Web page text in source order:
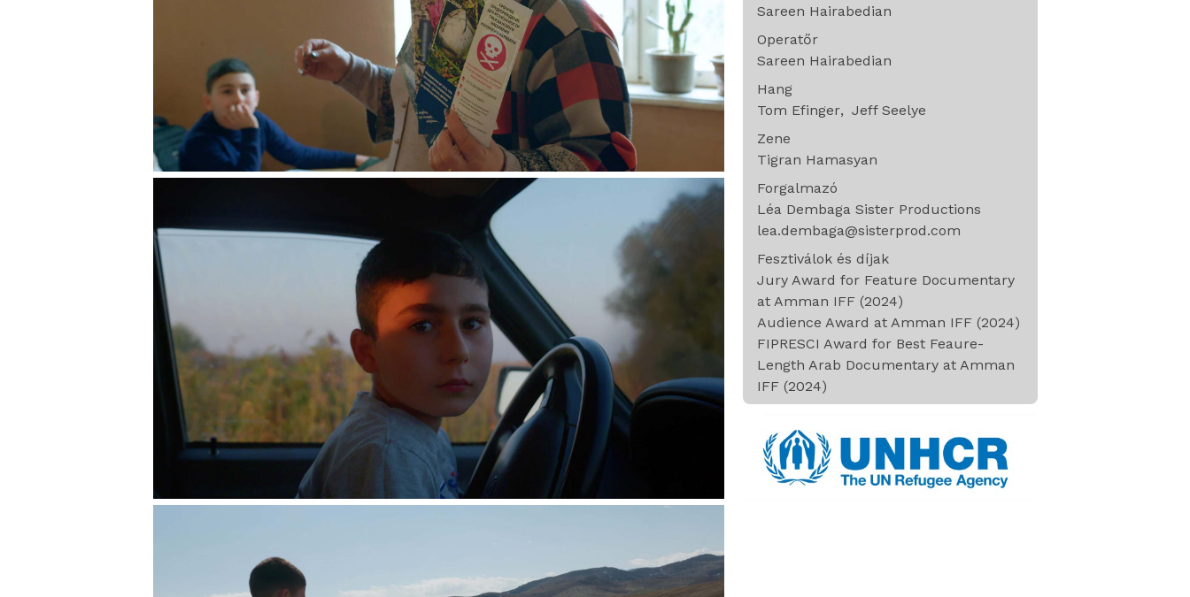
Sareen Hairabedian
Operatőr
Sareen Hairabedian
Hang
Tom Efinger
Jeff Seelye
Zene
Tigran Hamasyan
Forgalmazó
Léa Dembaga Sister Productions
lea.dembaga@sisterprod.com
Fesztiválok és díjak
Jury Award for Feature Documentary
at Amman IFF (2024)
Audience Award at Amman IFF (2024)
FIPRESCI Award for Best Feaure-
Length Arab Documentary at Amman
IFF (2024)